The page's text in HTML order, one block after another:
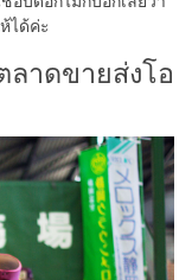
ได้ค่ะ
ลาดขายส่งโอ